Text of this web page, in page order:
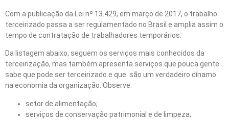
Com a publicação da Lei nº 13.429, em março de 2017, o trabalho
terceirizado passa a ser regulamentado no Brasil e amplia assim o
tempo de contratação de trabalhadores temporários.
Da listagem abaixo, seguem os serviços mais conhecidos da
terceirização, mas também apresenta serviços que pouca gente
sabe que pode ser terceirizado e que são um verdadeiro dínamo
na economia da organização. Observe:
setor de alimentação;
serviços de conservação patrimonial e de limpeza;